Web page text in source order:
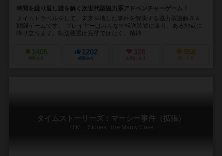
時間を繰り返し謎を解く次世代型協力系アドベンチャーゲーム！
タイムトラベルをして、未来を壊した事件を解決する協力型謎解き＆
戦闘ゲームです。 プレイヤーはみんなで転送装置に乗り、ある地点に
降り立ちます。転送装置は完璧ではなく、精神...
1405
興味あり
1202
経験あり
328
お気に入り
956
持ってる
タイムストーリーズ：マーシー事件（拡張）
T.I.M.E Stories: The Marcy Case